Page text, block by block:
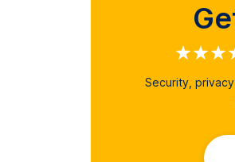
Security,